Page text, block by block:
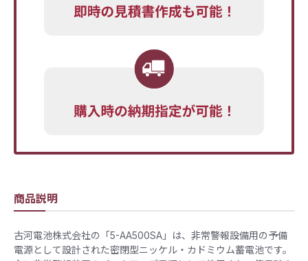
商品説明
古河電池株式会社の「5-AA500SA」は、非常警報設備用の予備
電源として設計された密閉型ニッケル・カドミウム蓄電池です。​